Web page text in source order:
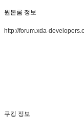
원본롬 정보
http://forum.xda-
쿠킹 정보